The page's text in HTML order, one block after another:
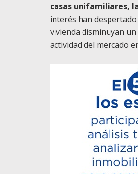
casas unifamiliares,
interés han despertado
vivienda disminuyan
actividad del mercado